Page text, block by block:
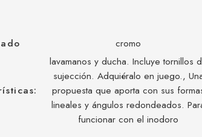
cromo
lavamanos y ducha. Incluye tornillos
sujección. Adquiéralo en juego.,
propuesta que aporta con sus
lineales y ángulos redondeados.
funcionar con el inodoro